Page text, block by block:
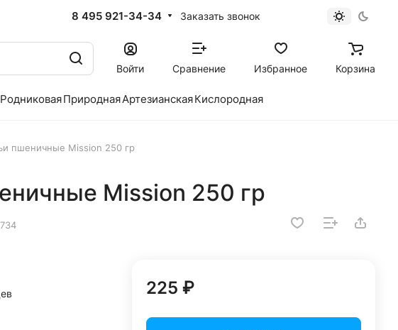
8 495 921-34-34 Заказать звонок
Войти Сравнение Избранное Корзина
РодниковаяПрироднаяАртезианскаяКислородная
пшеничные Mission 250 гр
Mission 250 гр
225 ₽